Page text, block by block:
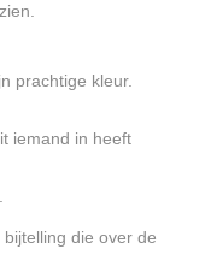
prachtige kleur.
iemand in heeft
die over de